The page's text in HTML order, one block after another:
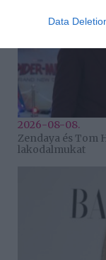
Data
2026-08-08.
Zendaya és Tom
lakodalmukat